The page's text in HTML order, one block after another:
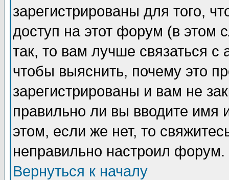
зарегистрированы для того,
доступ на этот форум (в этом
так, то вам лучше связаться
чтобы выяснить, почему это
зарегистрированы и вам не
правильно ли вы вводите
этом, если же нет, то
неправильно настроил форум.
Вернуться к началу